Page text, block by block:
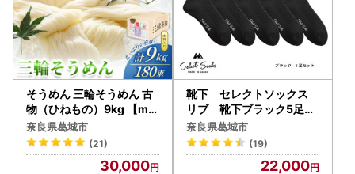
そうめん 三輪そうめん 古
物（ひねもの）9kg 【mr
hs005】
奈良県葛城市
(21)
30,000
靴下 セレクトソックス
リブ 靴下ブラック5足組
【mika017】
奈良県葛城市
(19)
22,000